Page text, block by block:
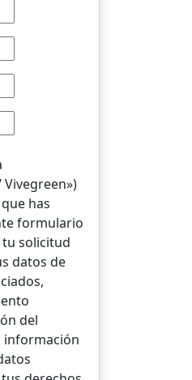
has
formulario
solicitud
datos de
del
información